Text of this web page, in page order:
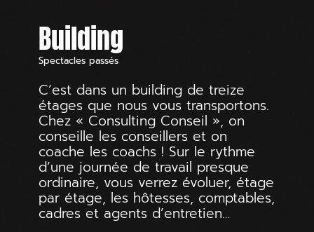
Building
Spectacles passés
C’est dans un building de treize
étages que nous vous transportons.
Chez « Consulting Conseil », on
conseille les conseillers et on
coache les coachs ! Sur le rythme
d’une journée de travail presque
ordinaire, vous verrez évoluer, étage
par étage, les hôtesses, comptables,
cadres et agents d’entretien…